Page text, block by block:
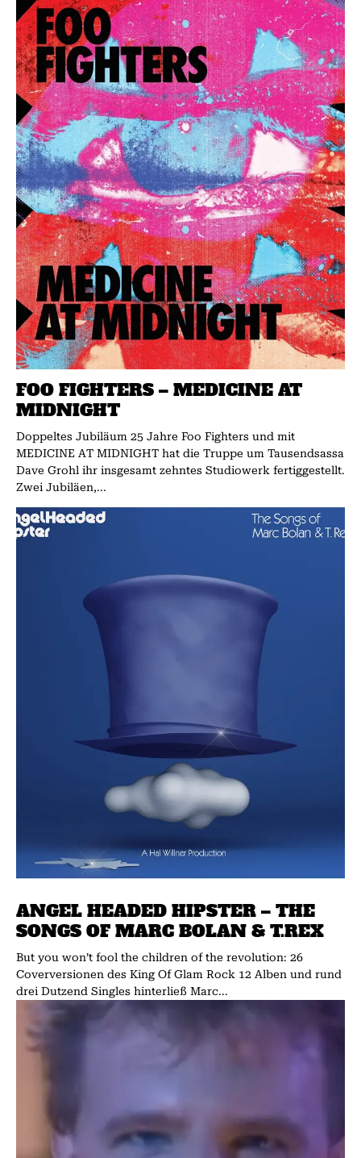
FOO FIGHTERS – MEDICINE AT
MIDNIGHT
Doppeltes Jubiläum 25 Jahre Foo Fighters und mit
MEDICINE AT MIDNIGHT hat die Truppe um Tausendsassa
Dave Grohl ihr insgesamt zehntes Studiowerk fertiggestellt.
Zwei Jubiläen,...
ANGEL HEADED HIPSTER – THE
SONGS OF MARC BOLAN & T.REX
But you won’t fool the children of the revolution: 26
Coverversionen des King Of Glam Rock 12 Alben und rund
drei Dutzend Singles hinterließ Marc...